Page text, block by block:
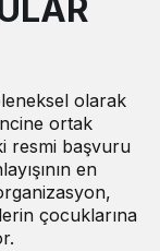
olarak
ortak
resmi başvuru
en
çocuklarına